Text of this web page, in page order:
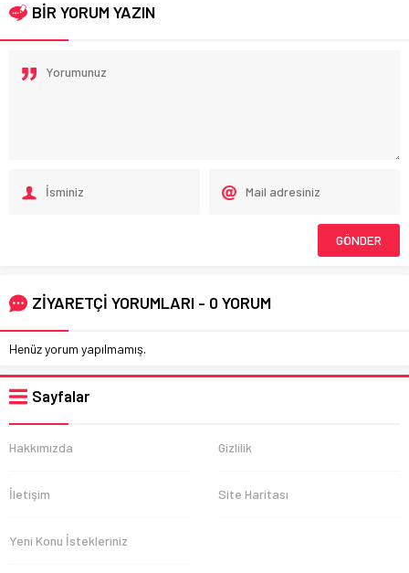
BİR YORUM YAZIN
ZİYARETÇİ YORUMLARI - 0 YORUM
Henüz yorum yapılmamış.
Sayfalar
Hakkımızda Gizlilik
İletişim Site Haritası
Yeni Konu İstekleriniz